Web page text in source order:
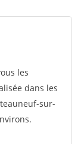
les
dans les
sur-